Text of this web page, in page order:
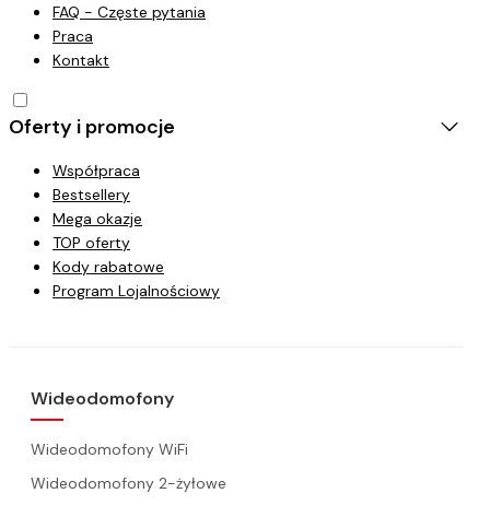
FAQ - Częste pytania
Praca
Kontakt
Oferty i promocje
Współpraca
Bestsellery
Mega okazje
TOP oferty
Kody rabatowe
Program Lojalnościowy
Wideodomofony
Wideodomofony WiFi
Wideodomofony 2-żyłowe